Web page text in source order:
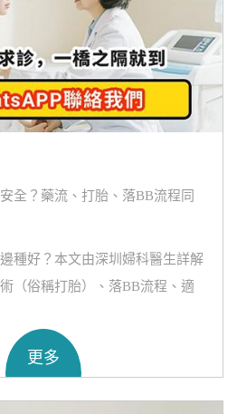
全？藥流、打胎、落BB流程同
種好？本文由深圳婦科醫生詳解
（俗稱打胎）、落BB流程、適
更多